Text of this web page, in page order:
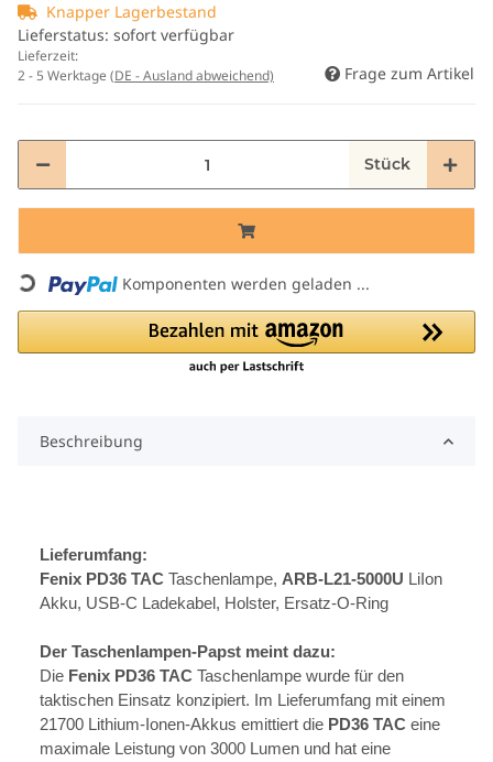
Knapper Lagerbestand
Lieferstatus: sofort verfügbar
Lieferzeit:
2 - 5 Werktage (DE - Ausland abweichend) Frage zum Artikel
Stück
Loading... Komponenten werden geladen ...
Beschreibung
Lieferumfang:
Fenix PD36 TAC Taschenlampe, ARB-L21-5000U LiIon
Akku, USB-C Ladekabel, Holster, Ersatz-O-Ring
Der Taschenlampen-Papst meint dazu:
Die Fenix PD36 TAC Taschenlampe wurde für den
taktischen Einsatz konzipiert. Im Lieferumfang mit einem
21700 Lithium-Ionen-Akkus emittiert die PD36 TAC eine
maximale Leistung von 3000 Lumen und hat eine